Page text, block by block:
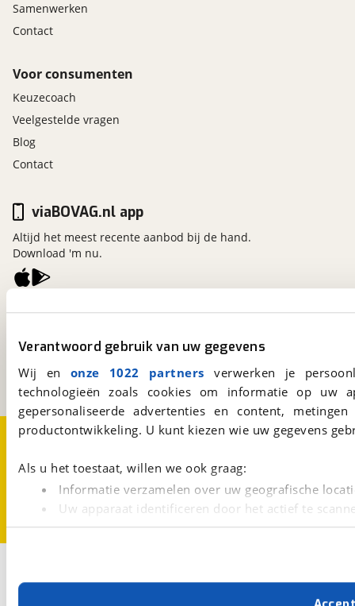
Verantwoord gebruik van uw gegevens
Wij en onze 1022 partners verwerken je
technologieën zoals cookies om informatie op
gepersonaliseerde advertenties en content,
productontwikkeling. U kunt kiezen wie uw gegevens
Als u het toestaat, willen we ook graag:
Informatie verzamelen over uw geografische
Uw apparaat identificeren door het actief te
Lees meer over hoe uw persoonlijke gegevens worden
Met cookies en vergelijkbare technieken zorgen we
Samenwerken
Contact
Voor consumenten
Keuzecoach
Veelgestelde vragen
Blog
Contact
viaBOVAG.nl
3981 AJ Bunnik
Een initiatief van
BOVAG
viaBOVAG.nl app
Altijd het meest recente aanbod bij de hand.
Download 'm nu.
Over viaBOVAG.nlDisclaimer- en Privacyverklaring